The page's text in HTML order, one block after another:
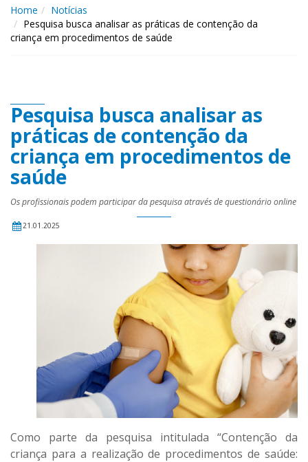
Home
Notícias
Pesquisa busca analisar as práticas de contenção da
criança em procedimentos de saúde
Pesquisa busca analisar as
práticas de contenção da
criança em procedimentos de
saúde
Os profissionais podem participar da pesquisa através de questionário online
21.01.2025
Como parte da pesquisa intitulada “Contenção da
criança para a realização de procedimentos de saúde: